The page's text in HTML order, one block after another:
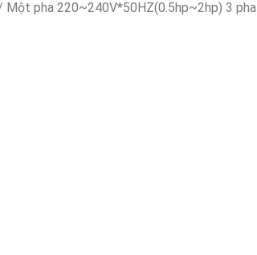
pha 220~240V*50HZ(0.5hp~2hp) 3 pha